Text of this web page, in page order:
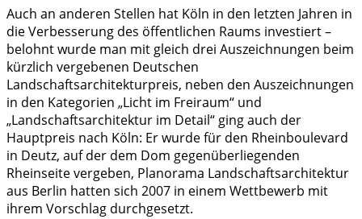
Auch an anderen Stellen hat Köln in den letzten Jahren in
die Verbesserung des öffentlichen Raums investiert –
belohnt wurde man mit gleich drei Auszeichnungen beim
kürzlich vergebenen Deutschen
Landschaftsarchitekturpreis, neben den Auszeichnungen
in den Kategorien „Licht im Freiraum“ und
„Landschaftsarchitektur im Detail“ ging auch der
Hauptpreis nach Köln: Er wurde für den Rheinboulevard
in Deutz, auf der dem Dom gegenüberliegenden
Rheinseite vergeben, Planorama Landschaftsarchitektur
aus Berlin hatten sich 2007 in einem Wettbewerb mit
ihrem Vorschlag durchgesetzt.